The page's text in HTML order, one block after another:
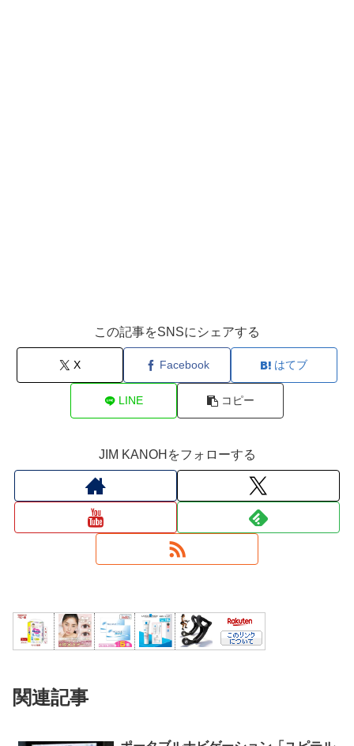
この記事をSNSにシェアする
X Facebook はてブ
LINE コピー
JIM KANOHをフォローする
関連記事